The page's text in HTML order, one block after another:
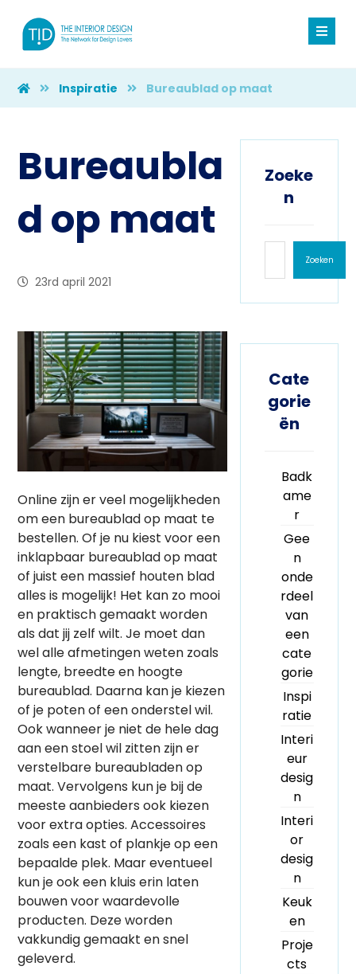
Inspiratie Bureaublad op maat
Bureaubla
d op maat
23rd april 2021
Online zijn er veel mogelijkheden
om een bureaublad op maat te
bestellen. Of je nu kiest voor een
inklapbaar bureaublad op maat
of juist een massief houten blad
alles is mogelijk! Het kan zo mooi
en praktisch gemaakt worden
als dat jij zelf wilt. Je moet dan
wel alle afmetingen weten zoals
lengte, breedte en hoogte
bureaublad. Daarna kan je kiezen
of je poten of een onderstel wil.
Ook wanneer je niet de hele dag
aan een stoel wil zitten zijn er
verstelbare bureaubladen op
maat. Vervolgens kun je bij de
meeste aanbieders ook kiezen
voor extra opties. Accessoires
zoals een kast of plankje op een
bepaalde plek. Maar eventueel
kun je ook een kluis erin laten
bouwen voor waardevolle
producten. Deze worden
vakkundig gemaakt en snel
geleverd.
Zoeke
n
Zoeken
Cate
gorie
ën
Badk
ame
r
Gee
n
onde
rdeel
van
een
cate
gorie
Inspi
ratie
Interi
eur
desig
n
Interi
or
desig
n
Keuk
en
Proje
cts